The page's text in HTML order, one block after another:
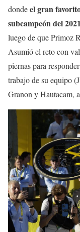
dondeel gran
subcampeón del 2021
luego de que Primoz
Asumió el reto con
piernas para
trabajo de su equipo
Granon y Hautacam,